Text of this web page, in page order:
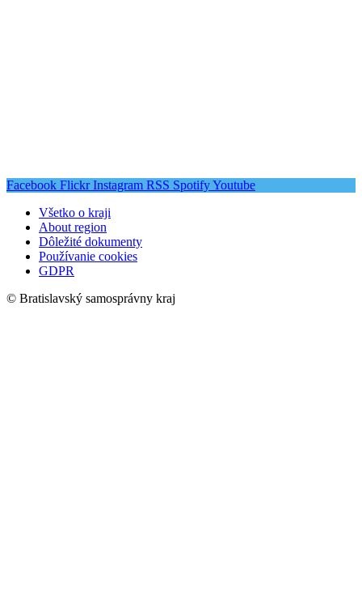
Facebook Flickr Instagram RSS SpotifyYoutube
Všetko o kraji
About region
Dôležité dokumenty
Používanie cookies
GDPR
© Bratislavský samosprávny kraj